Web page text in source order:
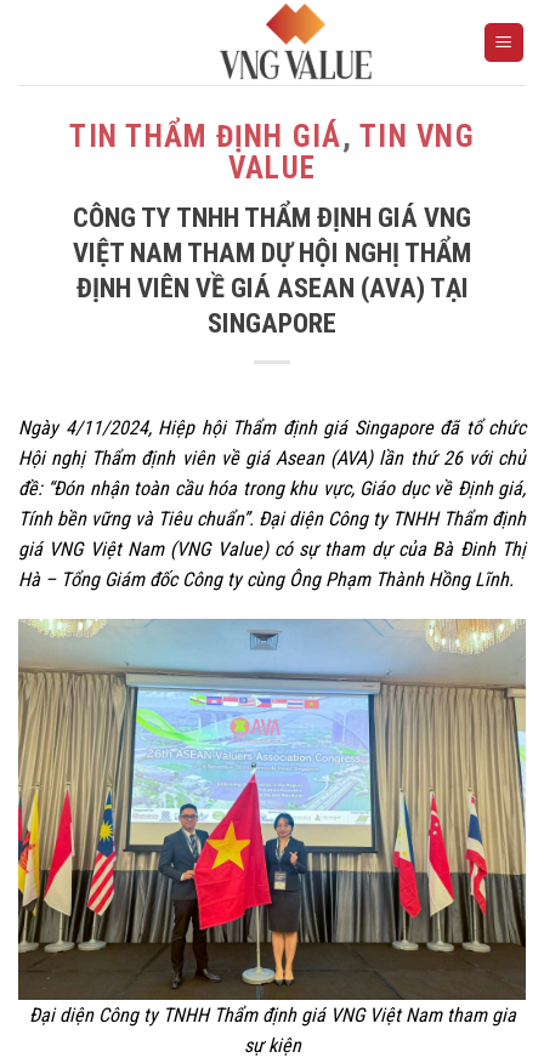
TIN THẨM ĐỊNH GIÁ, TIN VNG
VALUE
CÔNG TY TNHH THẨM ĐỊNH GIÁ VNG
VIỆT NAM THAM DỰ HỘI NGHỊ THẨM
ĐỊNH VIÊN VỀ GIÁ ASEAN (AVA) TẠI
SINGAPORE
Ngày 4/11/2024, Hiệp hội Thẩm định giá Singapore đã tổ chức
Hội nghị Thẩm định viên về giá Asean (AVA) lần thứ 26 với chủ
đề: “Đón nhận toàn cầu hóa trong khu vực, Giáo dục về Định giá,
Tính bền vững và Tiêu chuẩn”. Đại diện Công ty TNHH Thẩm định
giá VNG Việt Nam (VNG Value) có sự tham dự của Bà Đinh Thị
Hà – Tổng Giám đốc Công ty cùng Ông Phạm Thành Hồng Lĩnh.
Đại diện Công ty TNHH Thẩm định giá VNG Việt Nam tham gia
sự kiện